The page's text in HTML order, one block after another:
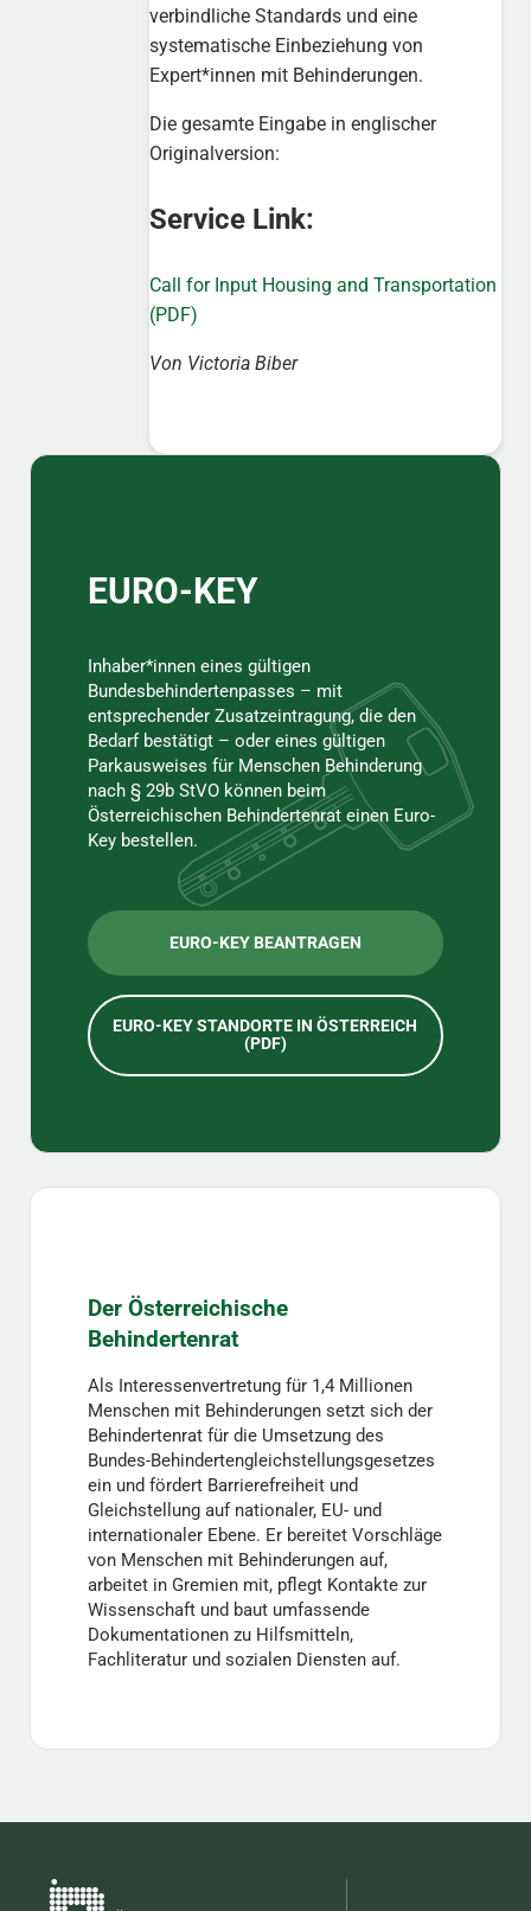
verbindliche Standards und eine
systematische Einbeziehung von
Expert*innen mit Behinderungen.
Die gesamte Eingabe in englischer
Originalversion:
Service Link:
Call for Input Housing and Transportation
(PDF)
Von Victoria Biber
Sidebar
EURO-KEY
Inhaber*innen eines gültigen
Bundesbehindertenpasses – mit
entsprechender Zusatzeintragung, die den
Bedarf bestätigt – oder eines gültigen
Parkausweises für Menschen Behinderung
nach § 29b StVO können beim
Österreichischen Behindertenrat einen Euro-
Key bestellen.
EURO-KEY BEANTRAGEN
EURO-KEY STANDORTE IN ÖSTERREICH
(PDF)
Der Österreichische
Behindertenrat
Als Interessenvertretung für 1,4 Millionen
Menschen mit Behinderungen setzt sich der
Behindertenrat für die Umsetzung des
Bundes-Behindertengleichstellungsgesetzes
ein und fördert Barrierefreiheit und
Gleichstellung auf nationaler, EU- und
internationaler Ebene. Er bereitet Vorschläge
von Menschen mit Behinderungen auf,
arbeitet in Gremien mit, pflegt Kontakte zur
Wissenschaft und baut umfassende
Dokumentationen zu Hilfsmitteln,
Fachliteratur und sozialen Diensten auf.